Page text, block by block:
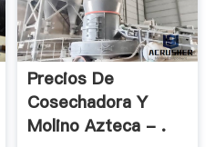
Precios De
Cosechadora Y
Molino Azteca - .